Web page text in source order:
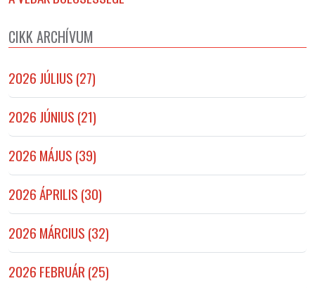
CIKK ARCHÍVUM
2026 JÚLIUS (27)
2026 JÚNIUS (21)
2026 MÁJUS (39)
2026 ÁPRILIS (30)
2026 MÁRCIUS (32)
2026 FEBRUÁR (25)